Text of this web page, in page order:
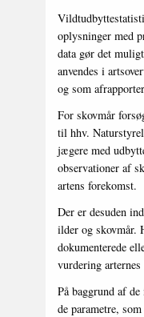
oplysninger med
data gør det
anvendes i
og som
For skovmår
til hhv.
jægere med
observationer af
artens forekomst.
Der er desuden
ilder og skovmår.
dokumenterede
vurdering
På baggrund af
de parametre,